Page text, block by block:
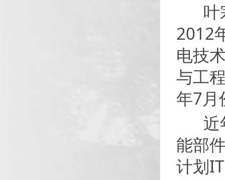
叶
2012
电技
与工
年7月
近
能部
计划